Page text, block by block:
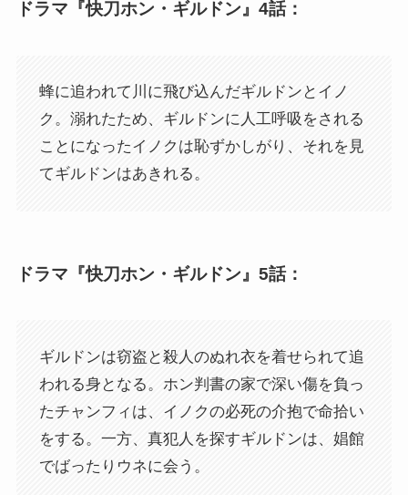
ドラマ『快刀ホン・ギルドン』4話：
蜂に追われて川に飛び込んだギルドンとイノ
ク。溺れたため、ギルドンに人工呼吸をされる
ことになったイノクは恥ずかしがり、それを見
てギルドンはあきれる。
ドラマ『快刀ホン・ギルドン』5話：
ギルドンは窃盗と殺人のぬれ衣を着せられて追
われる身となる。ホン判書の家で深い傷を負っ
たチャンフィは、イノクの必死の介抱で命拾い
をする。一方、真犯人を探すギルドンは、娼館
でばったりウネに会う。